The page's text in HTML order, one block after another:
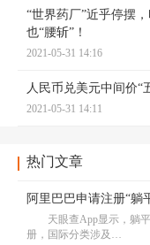
“世界药厂”近乎停摆
也“腰斩”！
2021-05-31 14:16
人民币兑美元中间价“
2021-05-31 14:11
热门文章
阿里巴巴申请注册“躺
天眼查App显示，躺平
册，国际分类涉及…